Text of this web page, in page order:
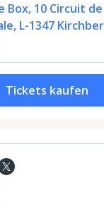
Box, 10 Circuit
L-1347
Tickets kaufen